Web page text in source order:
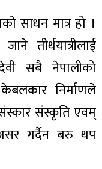
साधन मात्र हो ।
तीर्थयात्रीलाई
सबै नेपालीको
निर्माणले
संस्कृति एवम्
गर्दैन बरु थप